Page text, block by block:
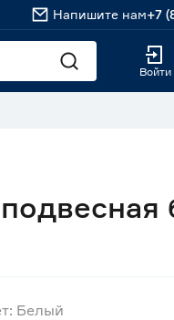
Напишите нам+7
Войти
Белый